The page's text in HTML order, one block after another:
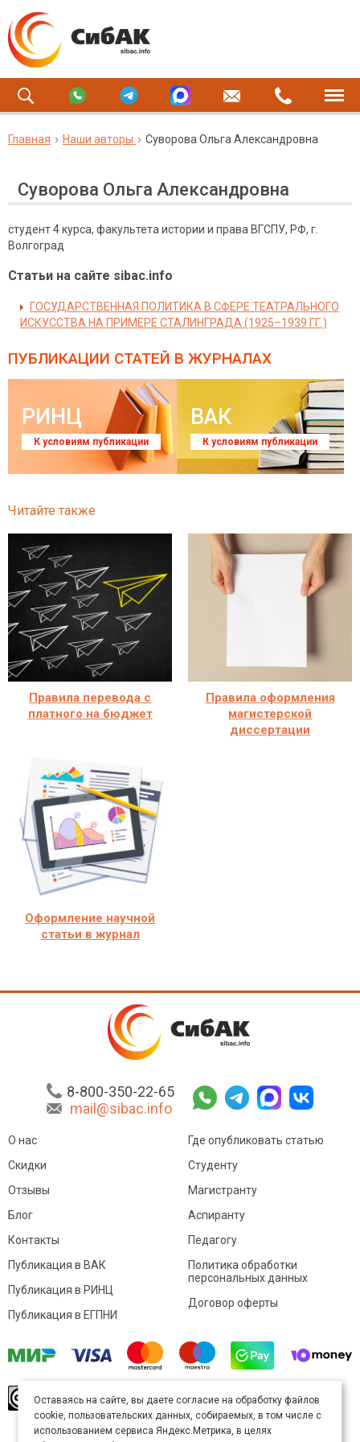
Главная Наши авторы Суворова Ольга Александровна
Суворова Ольга Александровна
студент 4 курса, факультета истории и права ВГСПУ, РФ, г.
Волгоград
Статьи на сайте sibac.info
ГОСУДАРСТВЕННАЯ ПОЛИТИКА В СФЕРЕ ТЕАТРАЛЬНОГО
ИСКУССТВА НА ПРИМЕРЕ СТАЛИНГРАДА (1925–1939 ГГ.)
ПУБЛИКАЦИИ СТАТЕЙ В ЖУРНАЛАХ
РИНЦ
К условиям публикации
ВАК
К условиям публикации
Читайте также
Правила перевода с
платного на бюджет
Правила оформления
магистерской
диссертации
Оформление научной
статьи в журнал
8-800-350-22-65
mail@sibac.info
О нас
Скидки
Отзывы
Блог
Контакты
Где опубликовать статью
Студенту
Магистранту
Аспиранту
Педагогу
Публикация в ВАК
Публикация в РИНЦ
Публикация в ЕГПНИ
Политика обработки
персональных данных
Договор оферты
произведение доступно полицензии Creative
Commons «Attribution» («Атрибуция») 4.0
Непортированная.
Оставаясь на сайте, вы даете согласие на обработку файлов
cookie, пользовательских данных, собираемых, в том числе с
использованием сервиса Яндекс.Метрика, в целях